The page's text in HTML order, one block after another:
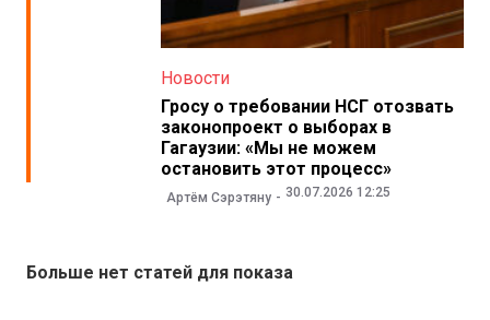
Новости
Гросу о требовании НСГ отозвать
законопроект о выборах в
Гагаузии: «Мы не можем
остановить этот процесс»
Артём Сэрэтяну 30.07.2026 12:25
Больше нет статей для показа